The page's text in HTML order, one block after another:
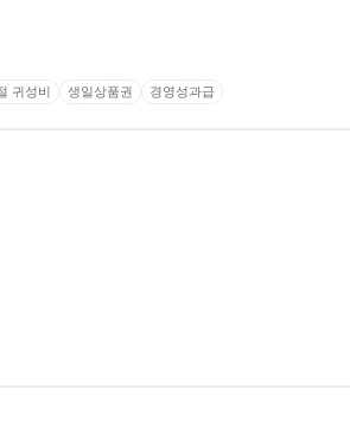
귀성비 생일상품권 경영성과급